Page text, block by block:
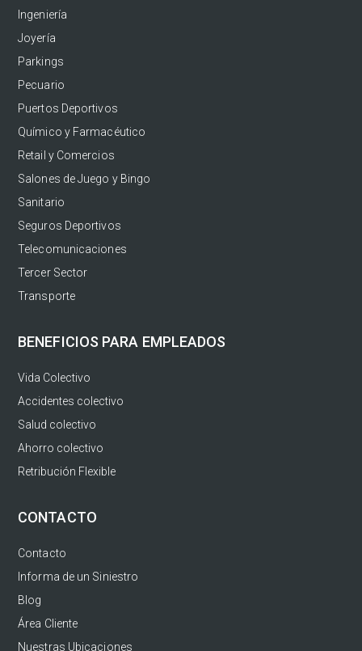
Ingeniería
Joyería
Parkings
Pecuario
Puertos Deportivos
Químico y Farmacéutico
Retail y Comercios
Salones de Juego y Bingo
Sanitario
Seguros Deportivos
Telecomunicaciones
Tercer Sector
Transporte
BENEFICIOS PARA EMPLEADOS
Vida Colectivo
Accidentes colectivo
Salud colectivo
Ahorro colectivo
Retribución Flexible
CONTACTO
Contacto
Informa de un Siniestro
Blog
Área Cliente
Nuestras Ubicaciones